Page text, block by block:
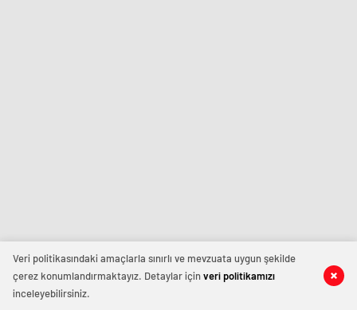
Veri politikasındaki amaçlarla sınırlı ve mevzuata uygun şekilde
çerez konumlandırmaktayız. Detaylar içinveri politikamızı
inceleyebilirsiniz.